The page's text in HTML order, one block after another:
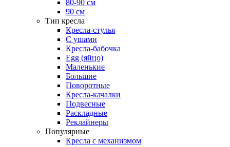
80-90 см
90 см
Тип кресла
Кресла-стулья
С ушами
Кресла-бабочка
Egg (яйцо)
Маленькие
Большие
Поворотные
Кресла-качалки
Подвесные
Раскладные
Реклайнеры
Популярные
Кресла с механизмом